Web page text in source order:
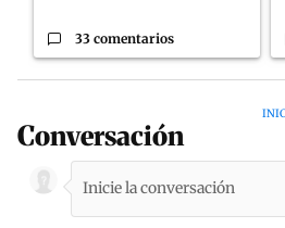
33 comentarios
Conversación